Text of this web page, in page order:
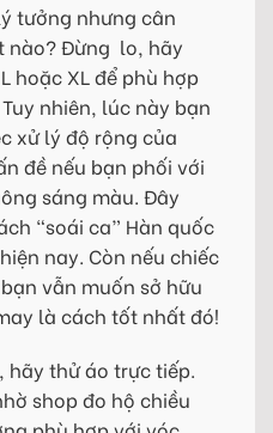
tưởng nhưng cân
nào? Đừng lo, hãy
hoặc XL để phù hợp
nhiên, lúc này bạn
xử lý độ rộng của
đề nếu bạn phối với
sáng màu. Đây
“soái ca” Hàn quốc
nay. Còn nếu chiếc
vẫn muốn sở hữu
là cách tốt nhất đó!
hãy thử áo trực tiếp.
shop đo hộ chiều